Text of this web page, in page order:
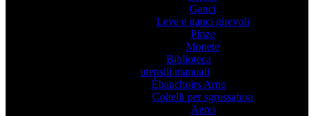
Ganci
Leve e ganci girevoli
Pinze
Monete
Biblioteca
utensili manuali
Ébauchoirs Arno
Coltelli per sgrossatura
Aerei